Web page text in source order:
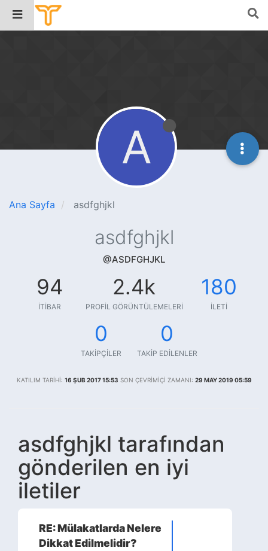
Ana Sayfa asdfghjkl
A
asdfghjkl
@ASDFGHJKL
94
İTIBAR
2.4k
PROFIL GÖRÜNTÜLEMELERI
180
İLETI
0
TAKIPÇILER
0
TAKIP EDILENLER
KATILIM TARIHI: 16 ŞUB 2017 15:53 SON ÇEVRIMIÇI ZAMANI: 29 MAY 2019 05:59
asdfghjkl tarafından
gönderilen en iyi
iletiler
RE: Mülakatlarda Nelere
Dikkat Edilmelidir?